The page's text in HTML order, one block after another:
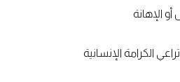
الإهانة
الكرامة الإنسانية